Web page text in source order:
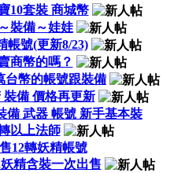
10套裝 商城幣
裝備～娃娃
帳號(更新8/23)
商幣的嗎？
台幣的帳號跟裝備
裝備 價格再更新
備 武器 帳號 新手基本裝
以上法師
售12轉妖精帳號
精含裝一次出售